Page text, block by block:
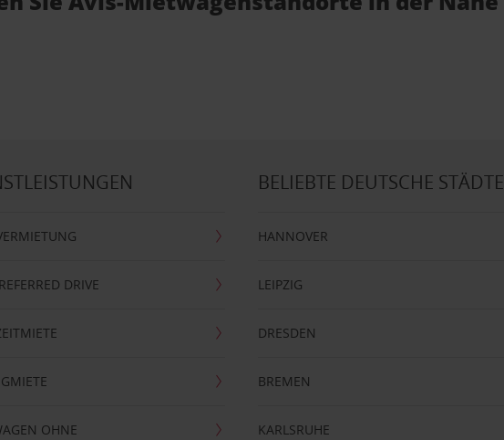
DRIVE
OHNE
BELIEBTE DEUTSCHE STÄDTE
HANNOVER
LEIPZIG
DRESDEN
BREMEN
KARLSRUHE